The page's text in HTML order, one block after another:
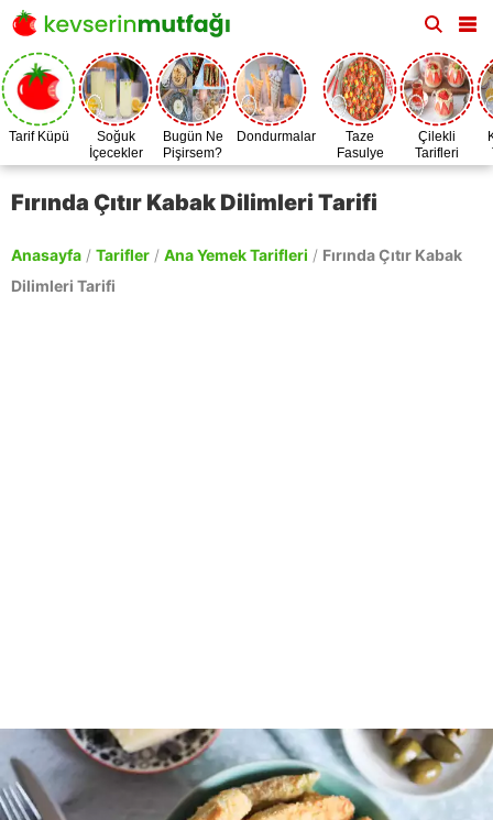
Tarif Küpü
Soğuk
İçecekler
Bugün Ne
Pişirsem?
Dondurmalar
Taze
Fasulye
Zamanı
Çilekli
Tarifleri
Fırında Çıtır Kabak Dilimleri Tarifi
Anasayfa / Tarifler / Ana Yemek Tarifleri / Fırında Çıtır Kabak
Dilimleri Tarifi